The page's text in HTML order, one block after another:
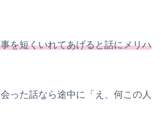
を短くいれてあげると話にメリハ
った話なら途中に「え、何この人